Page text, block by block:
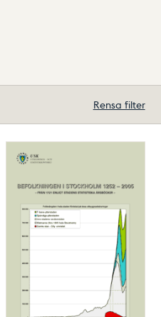
Rensa filter